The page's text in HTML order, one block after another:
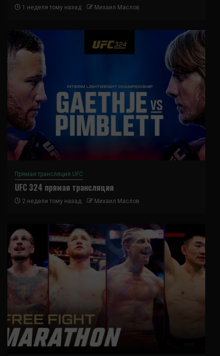
1 неделя тому назад Михаил Маслов
Прямая трансляция UFC
UFC 324 прямая трансляция
2 недели тому назад Михаил Маслов